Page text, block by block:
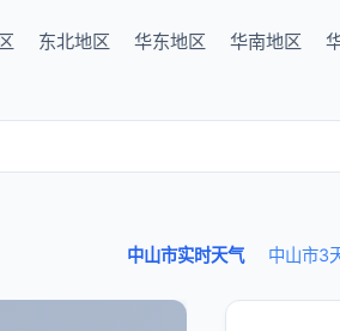
东北地区 华东地区 华南地区
中山市实时天气 中山市3